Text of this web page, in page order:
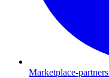
Marketplace-partners